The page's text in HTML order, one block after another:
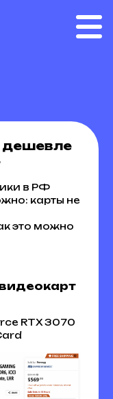
дешевле
в РФ
карты не
это можно
RTX 3070